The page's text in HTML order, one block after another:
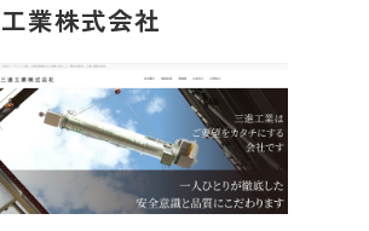
業株式会社